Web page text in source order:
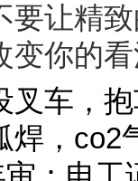
要让精
变你的
叉车，
焊，co2